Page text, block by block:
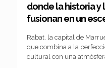
donde la historia y
fusionan en un
Rabat, la capital de
que combina a la
cultural con una